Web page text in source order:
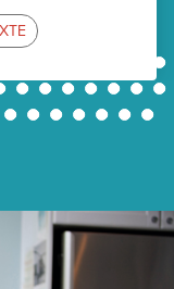
21
36 37 38 39 40 41
42
56 57 58 59 60 61 62